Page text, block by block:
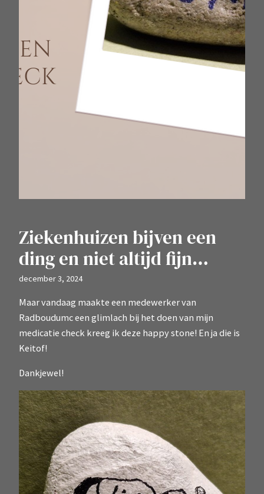
Ziekenhuizen bijven een
ding en niet altijd fijn…
december 3, 2024
Maar vandaag maakte een medewerker van
Radboudumc een glimlach bij het doen van mijn
medicatie check kreeg ik deze happy stone! En ja die is
Keitof!
Dankjewel!